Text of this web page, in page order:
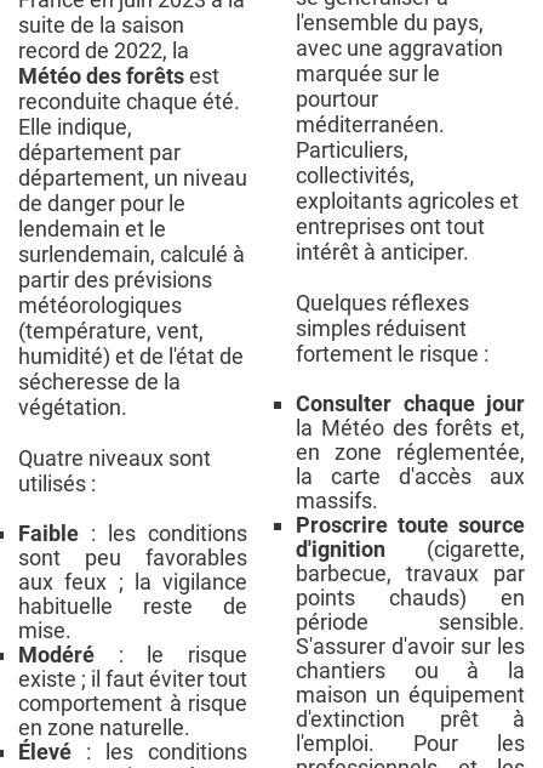
suite de la saison
record de 2022, la
Météo des forêtsest
reconduite chaque été.
Elle indique,
département par
département, un niveau
de danger pour le
lendemain et le
surlendemain, calculé à
partir des prévisions
météorologiques
(température, vent,
humidité) et de l'état de
sécheresse de la
végétation.
Quatre niveaux sont
utilisés :
Faible : les conditions
sont peu favorables
aux feux ; la vigilance
habituelle reste de
mise.
Modéré : le risque
existe ; il faut éviter tout
comportement à risque
en zone naturelle.
Élevé : les conditions
l'ensemble du pays,
avec une aggravation
marquée sur le
pourtour
méditerranéen.
Particuliers,
collectivités,
exploitants agricoles et
entreprises ont tout
intérêt à anticiper.
Quelques réflexes
simples réduisent
fortement le risque :
Consulter chaque jour
la Météo des forêts et,
en zone réglementée,
la carte d'accès aux
massifs.
Proscrire toute source
d'ignition (cigarette,
barbecue, travaux par
points chauds) en
période sensible.
S'assurer d'avoir sur les
chantiers ou à la
maison un équipement
d'extinction prêt à
l'emploi. Pour les